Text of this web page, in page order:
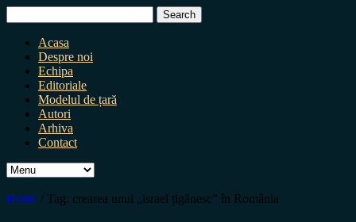
for:
Acasa
Despre noi
Echipa
Editoriale
Modelul de țară
Autori
Arhiva
Contact
Home / Tag: crearea unui „israel țigănesc” în România